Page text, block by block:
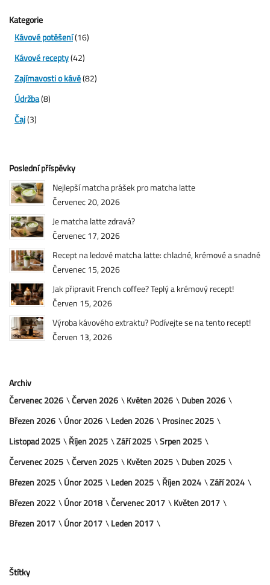
Kategorie
Kávové potěšení(16)
Kávové recepty(42)
Zajímavosti o kávě(82)
Údržba(8)
Čaj(3)
Poslední příspěvky
Nejlepší matcha prášek pro matcha latte
Červenec 20, 2026
Je matcha latte zdravá?
Červenec 17, 2026
Recept na ledové matcha latte: chladné, krémové a snadné
Červenec 15, 2026
Jak připravit French coffee? Teplý a krémový recept!
Červen 15, 2026
Výroba kávového extraktu? Podívejte se na tento recept!
Červen 13, 2026
Archiv
Červenec 2026
Červen 2026 Květen 2026
Duben 2026
Březen 2026
Únor 2026 Leden 2026
Prosinec 2025
Listopad 2025
Říjen 2025 Září 2025
Srpen 2025
Červenec 2025
Červen 2025 Květen 2025
Duben 2025
Březen 2025
Únor 2025 Leden 2025 Říjen 2024
Září 2024
Březen 2022
Únor 2018 Červenec 2017
Květen 2017
Březen 2017
Únor 2017 Leden 2017
Štítky